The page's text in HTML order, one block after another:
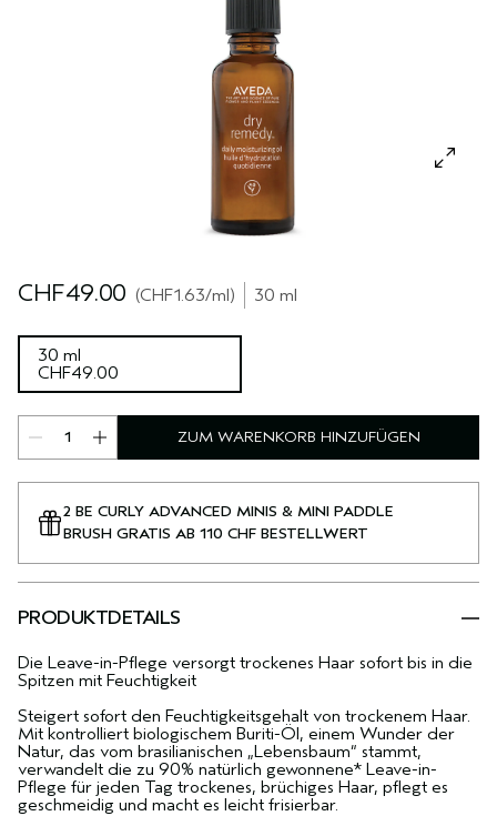
EMPFINDLICHE KOPFHAUT
CHF49.00 CHF1.63/ml 30 ml
30 ml
CHF49.00
ZUM WARENKORB HINZUFÜGEN
2 BE CURLY ADVANCED MINIS & MINI PADDLE
BRUSH GRATIS AB 110 CHF BESTELLWERT
PRODUKTDETAILS
Die Leave-in-Pflege versorgt trockenes Haar sofort bis in die
Spitzen mit Feuchtigkeit
Steigert sofort den Feuchtigkeitsgehalt von trockenem Haar.
Mit kontrolliert biologischem Buriti-Öl, einem Wunder der
Natur, das vom brasilianischen „Lebensbaum“ stammt,
verwandelt die zu 90% natürlich gewonnene* Leave-in-
Pflege für jeden Tag trockenes, brüchiges Haar, pflegt es
geschmeidig und macht es leicht frisierbar.